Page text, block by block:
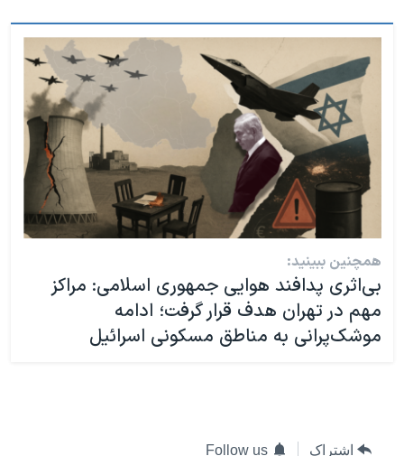
همچنین ببینید:
بی‌اثری پدافند هوایی جمهوری اسلامی: مراکز
مهم در تهران هدف قرار گرفت؛ ادامه
موشک‌پرانی به مناطق مسکونی اسرائيل
اشتراک Follow us